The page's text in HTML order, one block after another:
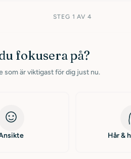
STEG 1 AV 4
fokusera på?
som är viktigast för dig just nu.
Hår &